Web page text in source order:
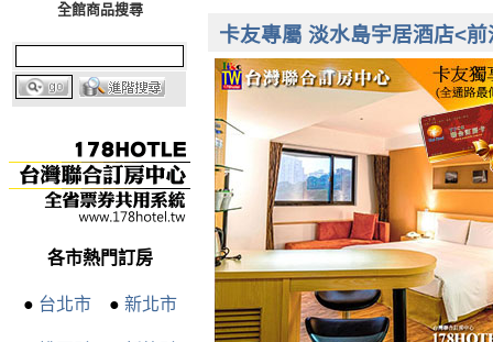
全館商品搜尋
各市熱門訂房
● 台北市● 新北市
卡友專屬 淡水島宇居酒店<